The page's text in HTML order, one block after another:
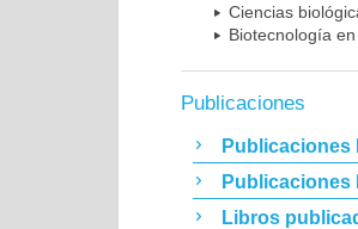
Ciencias
Biotecnología
Publicaciones
Publicaciones
Publicaciones
Libros